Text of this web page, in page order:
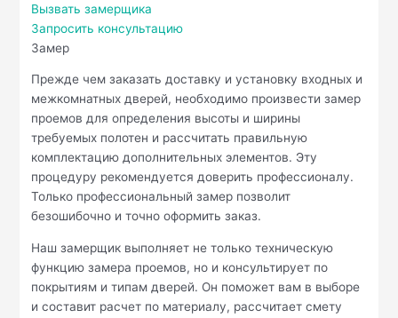
Вызвать замерщика
Запросить консультацию
Замер
Прежде чем заказать доставку и установку входных и
межкомнатных дверей, необходимо произвести замер
проемов для определения высоты и ширины
требуемых полотен и рассчитать правильную
комплектацию дополнительных элементов. Эту
процедуру рекомендуется доверить профессионалу.
Только профессиональный замер позволит
безошибочно и точно оформить заказ.
Наш замерщик выполняет не только техническую
функцию замера проемов, но и консультирует по
покрытиям и типам дверей. Он поможет вам в выборе
и составит расчет по материалу, рассчитает смету